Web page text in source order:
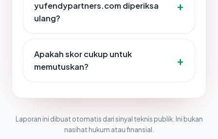
yufendypartners.com diperiksa
ulang?
Apakah skor cukup untuk
memutuskan?
Laporan ini dibuat otomatis dari sinyal teknis publik. Ini bukan
nasihat hukum atau finansial.